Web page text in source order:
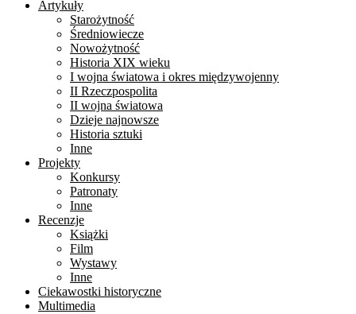
Artykuły
Starożytność
Średniowiecze
Nowożytność
Historia XIX wieku
I wojna światowa i okres międzywojenny
II Rzeczpospolita
II wojna światowa
Dzieje najnowsze
Historia sztuki
Inne
Projekty
Konkursy
Patronaty
Inne
Recenzje
Książki
Film
Wystawy
Inne
Ciekawostki historyczne
Multimedia